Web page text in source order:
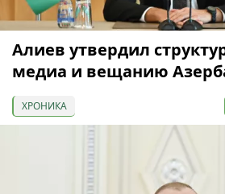
Алиев утвердил
медиа и вещанию
ХРОНИКА